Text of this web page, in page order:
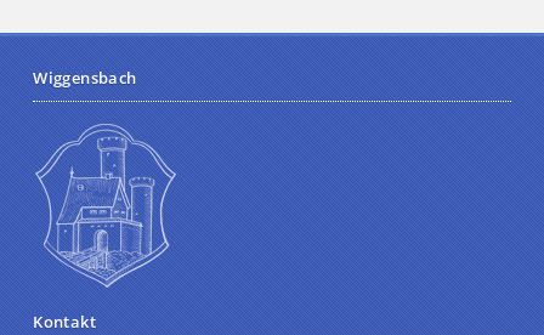
Wiggensbach
Kontakt